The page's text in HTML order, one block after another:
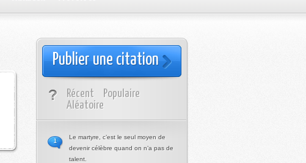
Publier une citation
Récent
Populaire
Aléatoire
Le martyre, c’est le seul moyen de
devenir célèbre quand on n’a pas de
talent.
1